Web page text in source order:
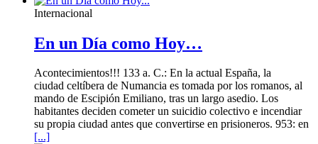
Internacional
En un Día como Hoy…
Acontecimientos!!! 133 a. C.: En la actual España, la
ciudad celtíbera de Numancia es tomada por los romanos, al
mando de Escipión Emiliano, tras un largo asedio. Los
habitantes deciden cometer un suicidio colectivo e incendiar
su propia ciudad antes que convertirse en prisioneros. 953: en
[...]